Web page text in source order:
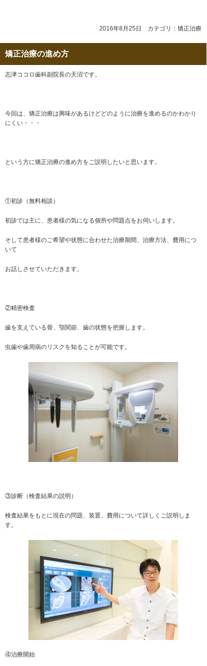
2016年8月25日 カテゴリ： 矯正治療
矯正治療の進め方
志津ココロ歯科副院長の天沼です。
今回は、矯正治療は興味があるけどどのように治療を進めるのかわかり
にくい・・・
という方に矯正治療の進め方をご説明したいと思います。
①初診（無料相談）
初診では主に、患者様の気になる個所や問題点をお伺いします。
そして患者様のご希望や状態に合わせた治療期間、治療方法、費用につ
いて
お話しさせていただきます。
②精密検査
歯を支えている骨、顎関節、歯の状態を把握します。
虫歯や歯周病のリスクを知ることが可能です。
③診断（検査結果の説明）
検査結果をもとに現在の問題、装置、費用について詳しくご説明しま
す。
④治療開始